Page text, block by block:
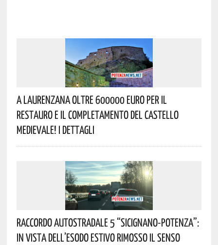
A Laurenzana Oltre 600000 Euro Per Il
Restauro E Il Completamento Del Castello
Medievale! I Dettagli
Raccordo Autostradale 5 “Sicignano-Potenza”:
In Vista Dell’esodo Estivo Rimosso Il Senso